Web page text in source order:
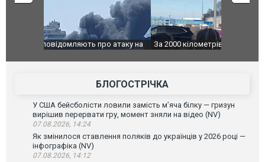
За 2000 кілометрів від кордону з Україною: в
склад Wildberries. ФОТО. ВІДЕО
В
БЛОГОСТРІЧКА
У США бейсболісти ловили замість м’яча білку — гризун
вирішив перервати гру, момент зняли на відео (NV)
07.08.2026, 14:24
Як змінилося ставлення поляків до українців у 2026 році —
інфографіка (NV)
07.08.2026, 14:12